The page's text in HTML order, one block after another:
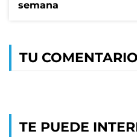
semana
TU COMENTARIO
TE PUEDE